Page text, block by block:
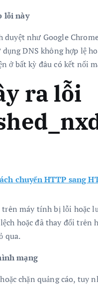
lỗi này
như Google
DNS không hợp lệ
ở bất kỳ đâu có kết nối
ra lỗi
chuyển HTTP sang
máy tính bị lỗi
hoặc đã thay đổi trên
qua.
mạng
chặn quảng cáo,